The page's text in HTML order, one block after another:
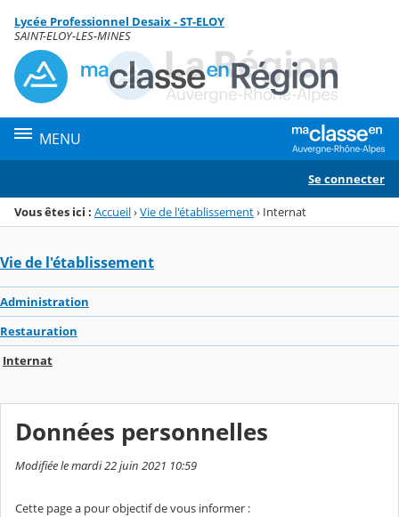
Menu de la rubrique
Contenu
Lycée Professionnel Desaix - ST-ELOY
SAINT-ELOY-LES-MINES
MENU
Se connecter
Vous êtes ici : Accueil›Vie de l'établissement› Internat
Vie de l'établissement
Administration
Restauration
Internat
Données personnelles
Modifiée le mardi 22 juin 2021 10:59
Cette page a pour objectif de vous informer :